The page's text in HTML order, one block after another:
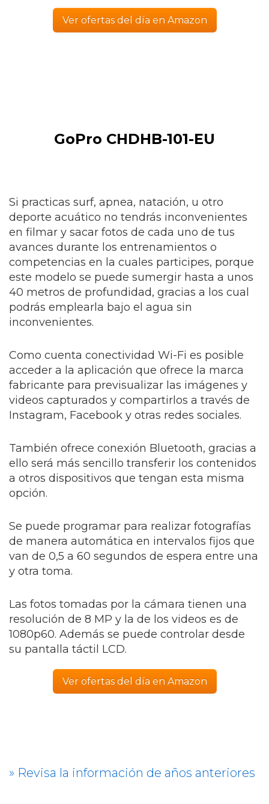
Ver ofertas del día en Amazon
GoPro CHDHB-101-EU
Si practicas surf, apnea, natación, u otro
deporte acuático no tendrás inconvenientes
en filmar y sacar fotos de cada uno de tus
avances durante los entrenamientos o
competencias en la cuales participes, porque
este modelo se puede sumergir hasta a unos
40 metros de profundidad, gracias a los cual
podrás emplearla bajo el agua sin
inconvenientes.
Como cuenta conectividad Wi-Fi es posible
acceder a la aplicación que ofrece la marca
fabricante para previsualizar las imágenes y
videos capturados y compartirlos a través de
Instagram, Facebook y otras redes sociales.
También ofrece conexión Bluetooth, gracias a
ello será más sencillo transferir los contenidos
a otros dispositivos que tengan esta misma
opción.
Se puede programar para realizar fotografías
de manera automática en intervalos fijos que
van de 0,5 a 60 segundos de espera entre una
y otra toma.
Las fotos tomadas por la cámara tienen una
resolución de 8 MP y la de los videos es de
1080p60. Además se puede controlar desde
su pantalla táctil LCD.
Ver ofertas del día en Amazon
» Revisa la información de años anteriores